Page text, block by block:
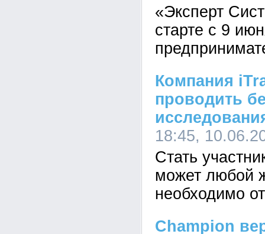
«Эксперт
старте с 9
Компания
проводить
18:45,
Стать
может любой
необходимо
Champion